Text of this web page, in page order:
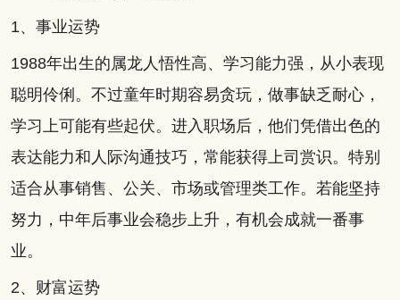
1、事业运势
1988年出生的属龙人悟性高、学习能力强，从小表现
聪明伶俐。不过童年时期容易贪玩，做事缺乏耐心，
学习上可能有些起伏。进入职场后，他们凭借出色的
表达能力和人际沟通技巧，常能获得上司赏识。特别
适合从事销售、公关、市场或管理类工作。若能坚持
努力，中年后事业会稳步上升，有机会成就一番事
业。
2、财富运势